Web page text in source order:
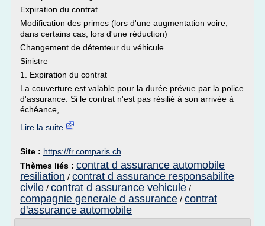
Expiration du contrat
Modification des primes (lors d'une augmentation voire,
dans certains cas, lors d'une réduction)
Changement de détenteur du véhicule
Sinistre
1. Expiration du contrat
La couverture est valable pour la durée prévue par la police
d'assurance. Si le contrat n'est pas résilié à son arrivée à
échéance,...
Lire la suite
Site : https://fr.comparis.ch
Thèmes liés : contrat d assurance automobile
resiliation / contrat d assurance responsabilite
civile / contrat d assurance vehicule /
compagnie generale d assurance / contrat
d'assurance automobile